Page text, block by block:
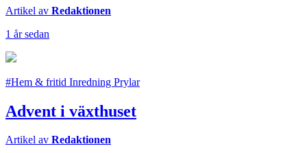
Artikel av Redaktionen
1 år sedan
#Hem & fritid Inredning Prylar
Advent i växthuset
Artikel av Redaktionen